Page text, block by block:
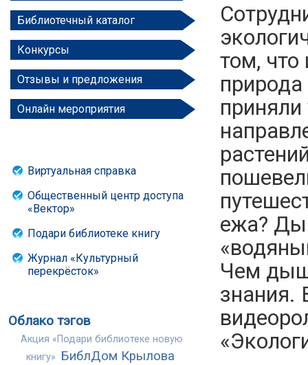
Библиотечный каталог
Конкурсы
Отзывы и предложения
Онлайн мероприятия
Виртуальная справка
Общественный центр доступа
«Вектор»
Подари библиотеке книгу
Журнал «Культурный
перекрёсток»
Облако тэгов
Акция «Подари библиотеке новую
книгу» БиблДом Крылова
том,
ежа?
Чем
знания.